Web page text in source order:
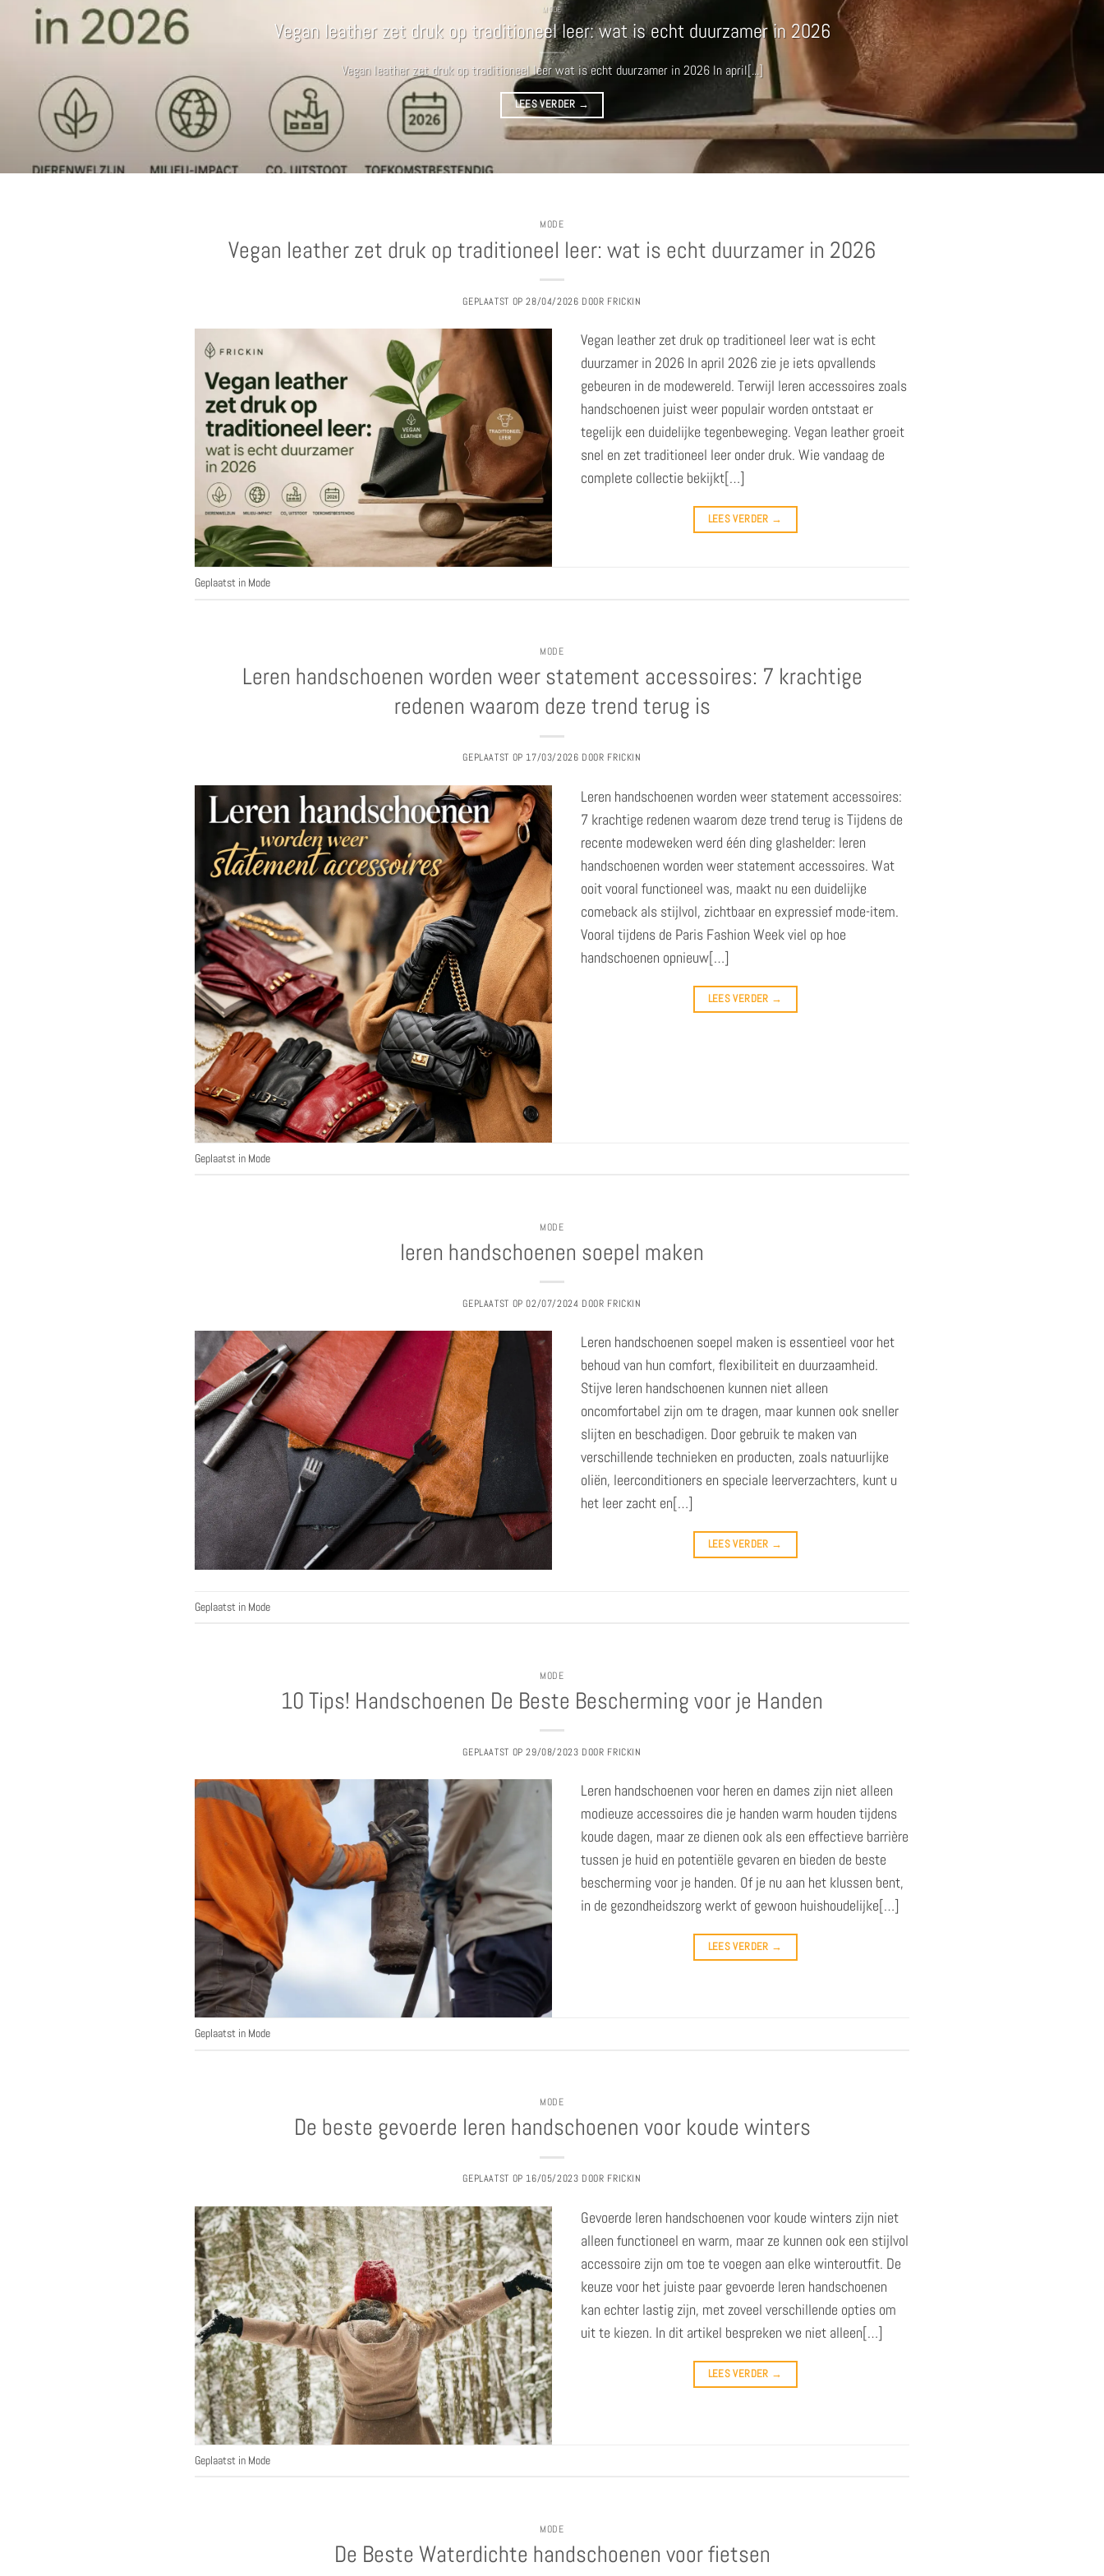
MODE
Vegan leather zet druk op traditioneel leer: wat is echt duurzamer in 2026
Vegan leather zet druk op traditioneel leer wat is echt duurzamer in 2026 In april[...]
LEES VERDER →
MODE
Vegan leather zet druk op traditioneel leer: wat is echt duurzamer in 2026
GEPLAATST OP28/04/2026 DOOR FRICKIN
Vegan leather zet druk op traditioneel leer wat is echt
duurzamer in 2026 In april 2026 zie je iets opvallends
gebeuren in de modewereld. Terwijl leren accessoires zoals
handschoenen juist weer populair worden ontstaat er
tegelijk een duidelijke tegenbeweging. Vegan leather groeit
snel en zet traditioneel leer onder druk. Wie vandaag de
complete collectie bekijkt[…]
LEES VERDER →
Geplaatst in Mode
MODE
Leren handschoenen worden weer statement accessoires: 7 krachtige
redenen waarom deze trend terug is
GEPLAATST OP 17/03/2026 DOOR FRICKIN
Leren handschoenen worden weer statement accessoires:
7 krachtige redenen waarom deze trend terug is Tijdens de
recente modeweken werd één ding glashelder: leren
handschoenen worden weer statement accessoires. Wat
ooit vooral functioneel was, maakt nu een duidelijke
comeback als stijlvol, zichtbaar en expressief mode-item.
Vooral tijdens de Paris Fashion Week viel op hoe
handschoenen opnieuw[…]
LEES VERDER →
Geplaatst in Mode
MODE
leren handschoenen soepel maken
GEPLAATST OP02/07/2024 DOOR FRICKIN
Leren handschoenen soepel maken is essentieel voor het
behoud van hun comfort, flexibiliteit en duurzaamheid.
Stijve leren handschoenen kunnen niet alleen
oncomfortabel zijn om te dragen, maar kunnen ook sneller
slijten en beschadigen. Door gebruik te maken van
verschillende technieken en producten, zoals natuurlijke
oliën, leerconditioners en speciale leerverzachters, kunt u
het leer zacht en[…]
LEES VERDER →
Geplaatst in Mode
MODE
10 Tips! Handschoenen De Beste Bescherming voor je Handen
GEPLAATST OP29/08/2023 DOOR FRICKIN
Leren handschoenen voor heren en dames zijn niet alleen
modieuze accessoires die je handen warm houden tijdens
koude dagen, maar ze dienen ook als een effectieve barrière
tussen je huid en potentiële gevaren en bieden de beste
bescherming voor je handen. Of je nu aan het klussen bent,
in de gezondheidszorg werkt of gewoon huishoudelijke[…]
LEES VERDER →
Geplaatst in Mode
MODE
De beste gevoerde leren handschoenen voor koude winters
GEPLAATST OP 16/05/2023 DOOR FRICKIN
Gevoerde leren handschoenen voor koude winters zijn niet
alleen functioneel en warm, maar ze kunnen ook een stijlvol
accessoire zijn om toe te voegen aan elke winteroutfit. De
keuze voor het juiste paar gevoerde leren handschoenen
kan echter lastig zijn, met zoveel verschillende opties om
uit te kiezen. In dit artikel bespreken we niet alleen[…]
LEES VERDER →
Geplaatst in Mode
MODE
De Beste Waterdichte handschoenen voor fietsen